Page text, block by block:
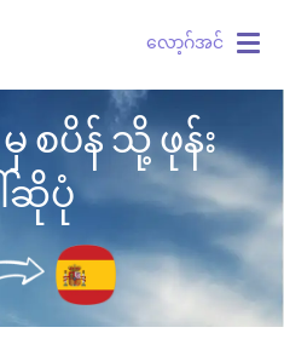
လော့ဂ်အင်
စပိန် သို့ ဖုန်း
ဆိုပုံ